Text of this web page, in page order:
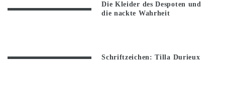
Die Kleider des Despoten und
die nackte Wahrheit
Schriftzeichen: Tilla Durieux